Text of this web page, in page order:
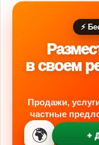
⚡
в своем
Продажи,
частные
🌍 +